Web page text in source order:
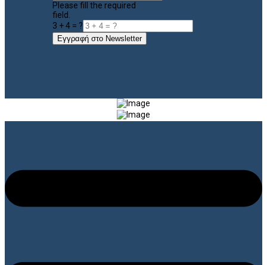
Please fill the required
field.
3 + 4 = ?
Εγγραφή στο Newsletter